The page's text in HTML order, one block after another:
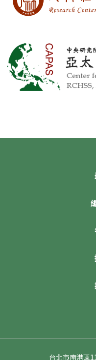
台北市南港區